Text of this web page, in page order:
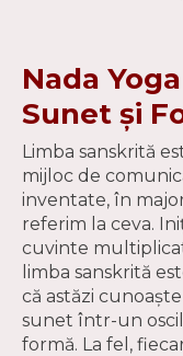
Nada
Sunet și
Limba sanskrită
mijloc de
inventate, în
referim la ceva.
cuvinte
limba sanskrită
că astăzi
sunet într-un
formă. La fel,